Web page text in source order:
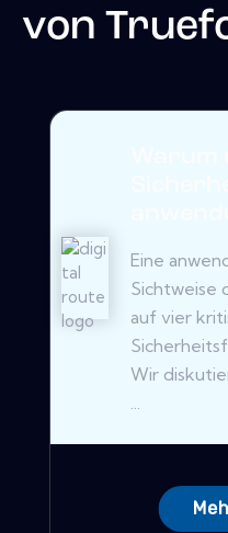
von
Eine
Sichtweise
auf vier
Wir
...